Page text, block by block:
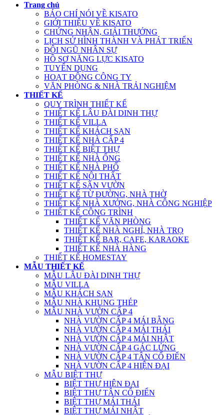
Trang chủ
BÁO CHÍ NÓI VỀ KISATO
GIỚI THIỆU VỀ KISATO
CHỨNG NHẬN, GIẢI THƯỞNG
LỊCH SỬ HÌNH THÀNH VÀ PHÁT TRIỂN
ĐỘI NGŨ NHÂN SỰ
HỒ SƠ NĂNG LỰC KISATO
TUYỂN DỤNG
HOẠT ĐỘNG CÔNG TY
VĂN PHÒNG & NHÀ TRẢI NGHIỆM
THIẾT KẾ
QUY TRÌNH THIẾT KẾ
THIẾT KẾ LÂU ĐÀI DINH THỰ
THIẾT KẾ VILLA
THIẾT KẾ KHÁCH SẠN
THIẾT KẾ NHÀ CẤP 4
THIẾT KẾ BIỆT THỰ
THIẾT KẾ NHÀ ỐNG
THIẾT KẾ NHÀ PHỐ
THIẾT KẾ NỘI THẤT
THIẾT KẾ SÂN VƯỜN
THIẾT KẾ TỪ ĐƯỜNG, NHÀ THỜ
THIẾT KẾ NHÀ XƯỞNG, NHÀ CÔNG NGHIỆP
THIẾT KẾ CÔNG TRÌNH
THIẾT KẾ VĂN PHÒNG
THIẾT KẾ NHÀ NGHỈ, NHÀ TRỌ
THIẾT KẾ BAR, CAFE, KARAOKE
THIẾT KẾ NHÀ HÀNG
THIẾT KẾ HOMESTAY
MẪU THIẾT KẾ
MẪU LÂU ĐÀI DINH THỰ
MẪU VILLA
MẪU KHÁCH SẠN
MẪU NHÀ KHUNG THÉP
MẪU NHÀ VƯỜN CẤP 4
NHÀ VƯỜN CẤP 4 MÁI BẰNG
NHÀ VƯỜN CẤP 4 MÁI THÁI
NHÀ VƯỜN CẤP 4 MÁI NHẬT
NHÀ VƯỜN CẤP 4 GÁC LỬNG
NHÀ VƯỜN CẤP 4 TÂN CỔ ĐIỂN
NHÀ VƯỜN CẤP 4 HIỆN ĐẠI
MẪU BIỆT THỰ
BIỆT THỰ HIỆN ĐẠI
BIỆT THỰ TÂN CỔ ĐIỂN
BIỆT THỰ MÁI THÁI
BIỆT THỰ MÁI NHẬT